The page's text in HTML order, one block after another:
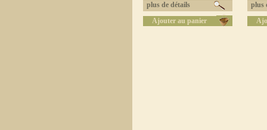
plus de détails
Ajouter au panier
plus